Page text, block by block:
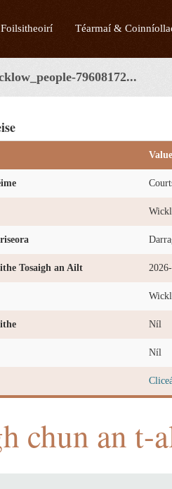
Foilsitheoirí Téarmaí &
79608172...
Value
Tosaigh an Ailt
Níl
Níl
chun an t-